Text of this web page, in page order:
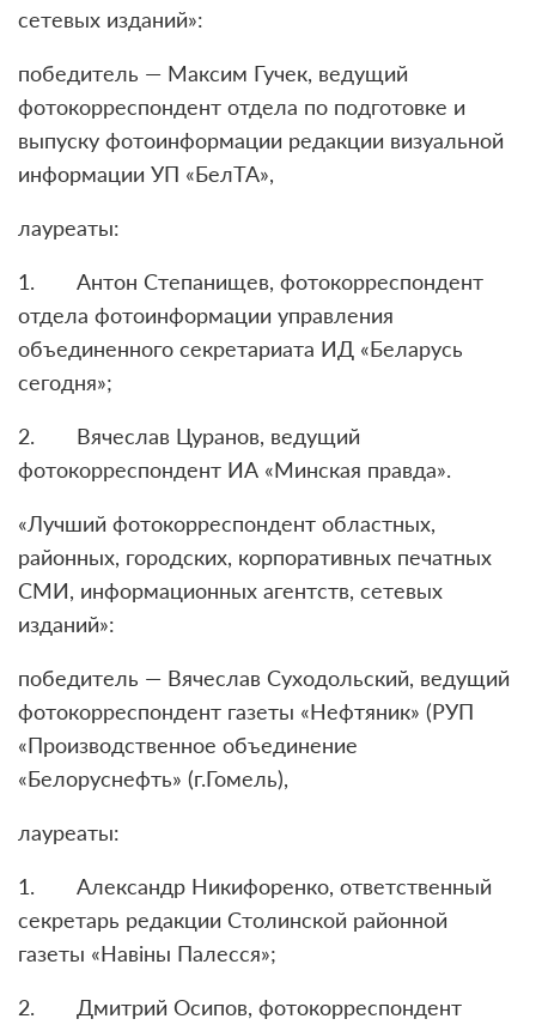
сетевых изданий»:
победитель — Максим Гучек, ведущий
фотокорреспондент отдела по подготовке и
выпуску фотоинформации редакции визуальной
информации УП «БелТА»,
лауреаты:
1. Антон Степанищев, фотокорреспондент
отдела фотоинформации управления
объединенного секретариата ИД «Беларусь
сегодня»;
2. Вячеслав Цуранов, ведущий
фотокорреспондент ИА «Минская правда».
«Лучший фотокорреспондент областных,
районных, городских, корпоративных печатных
СМИ, информационных агентств, сетевых
изданий»:
победитель — Вячеслав Суходольский, ведущий
фотокорреспондент газеты «Нефтяник» (РУП
«Производственное объединение
«Белоруснефть» (г.Гомель),
лауреаты:
1. Александр Никифоренко, ответственный
секретарь редакции Столинской районной
газеты «Навіны Палесся»;
2. Дмитрий Осипов, фотокорреспондент